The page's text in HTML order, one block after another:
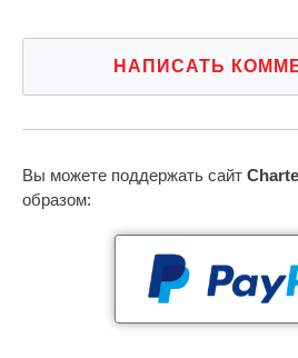
НАПИСАТЬ
Вы можете поддержать сайт
образом: